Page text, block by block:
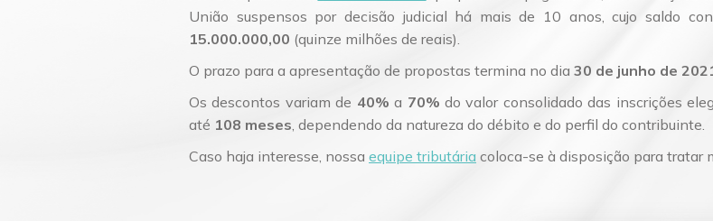
União suspensos por decisão judicial há mais de 10 anos, cujo saldo
15.000.000,00 (quinze milhões de reais).
O prazo para a apresentação de propostas termina no dia 30 de junho de
Os descontos variam de 40% a 70% do valor consolidado das inscrições
até 108 meses, dependendo da natureza do débito e do perfil do contribuinte.
Caso haja interesse, nossa equipe tributária coloca-se à disposição para tratar